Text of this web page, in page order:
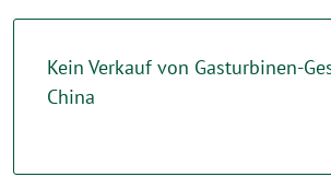
Kein Verkauf von Gasturbinen-
China